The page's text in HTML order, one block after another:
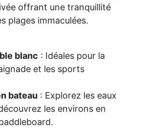
offrant une tranquillité
plages immaculées.
blanc : Idéales pour la
et les sports
bateau : Explorez les eaux
les environs en